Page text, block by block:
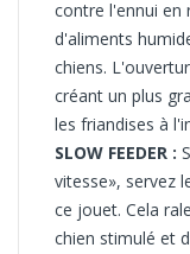
contre l'ennui en
d'aliments
chiens.
créant un plus
les friandises à
SLOW FEEDER :
vitesse», servez
ce jouet. Cela
chien stimulé et